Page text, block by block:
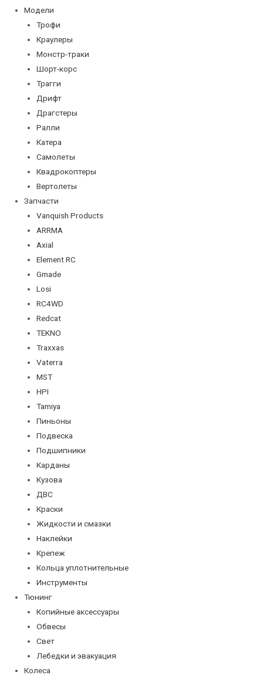
Модели
Трофи
Краулеры
Монстр-траки
Шорт-корс
Трагги
Дрифт
Драгстеры
Ралли
Катера
Самолеты
Квадрокоптеры
Вертолеты
Запчасти
Vanquish Products
ARRMA
Axial
Element RC
Gmade
Losi
RC4WD
Redcat
TEKNO
Traxxas
Vaterra
MST
HPI
Tamiya
Пиньоны
Подвеска
Подшипники
Карданы
Кузова
ДВС
Краски
Жидкости и смазки
Наклейки
Крепеж
Кольца уплотнительные
Инструменты
Тюнинг
Копийные аксессуары
Обвесы
Свет
Лебедки и эвакуация
Колеса